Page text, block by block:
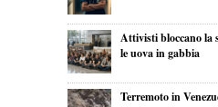
Attivisti bloccano la
le uova in gabbia
Terremoto in